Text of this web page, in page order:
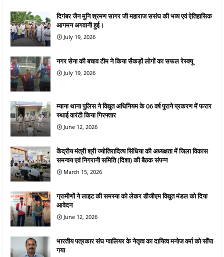
दिगंबर जैन मुनि श्रमण सागर जी महाराज ससंघ की भव्य एवं ऐतिहासिक
आगमन अगवानी हुई।
July 19, 2026
नगर सेना की बचाव टीम ने किया सैकड़ों लोगों का सफल रेस्क्यू
July 19, 2026
म्याना थाना पुलिस ने विद्युत अधिनियम के 06 वर्ष पुराने प्रकरण में फरार
स्थाई वारंटी किया गिरफ्तार
June 12, 2026
केंद्रीय मंत्री श्री ज्योतिरादित्य सिंधिया की अध्यक्षता में जिला विकास
समन्वय एवं निगरानी समिति (दिशा) की बैठक संपन्न
March 15, 2026
ग्रामीणों ने लाइट की समस्या को लेकर डीजीएम विद्युत मंडल को दिया
आवेदन
June 12, 2026
भारतीय पत्रकार संघ ग्वालियर के नेतृत्व का दायित्व मनोज वर्मा को सौंपा
गया